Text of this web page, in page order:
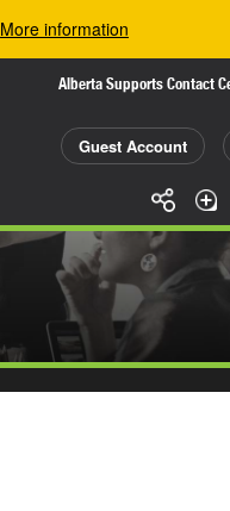
More information
Alberta Supports Contact
Guest Account